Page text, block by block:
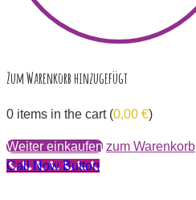
Zum Warenkorb hinzugefügt
0 items in the cart (0,00 €)
Weiter einkaufen zum Warenkorb
Call Now Button